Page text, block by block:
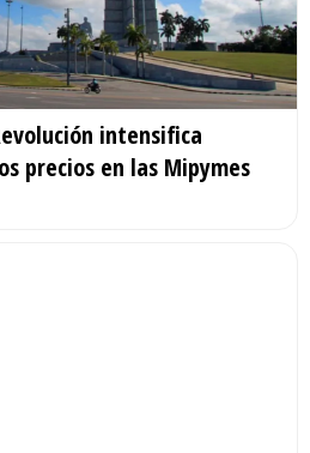
intensifica
precios en las Mipymes